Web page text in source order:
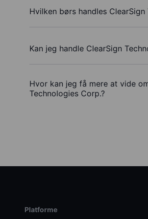
Hvilken børs handles
Kan jeg handle ClearSign
Hvor kan jeg få mere at vide
Technologies Corp.?
Platforme